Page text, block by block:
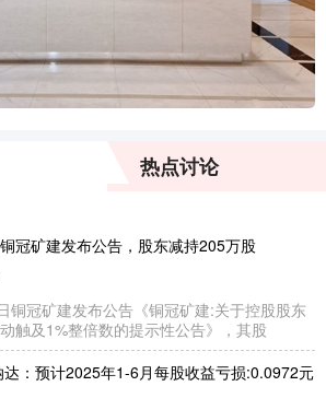
热点讨论
冠矿建发布公告，股东减持205万股
铜冠矿建发布公告《铜冠矿建:关于控股股东
触及1%整倍数的提示性公告》，其股
：预计2025年1-6月每股收益亏损:0.0972元